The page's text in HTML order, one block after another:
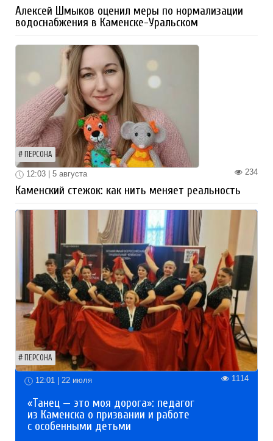
Алексей Шмыков оценил меры по нормализации
водоснабжения в Каменске-Уральском
ПЕРСОНА
234
12:03 | 5 августа
Каменский стежок: как нить меняет реальность
ПЕРСОНА
12:01 | 22 июля 1114
«Танец — это моя дорога»: педагог
из Каменска о призвании и работе
с особенными детьми